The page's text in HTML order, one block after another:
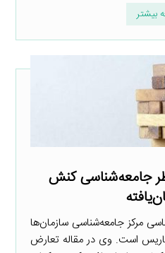
بیشتر
جامعه‌شناسی کنش
مرکز جامعه‌شناسی سازمان‌ها
است. وی در مقاله تعارض